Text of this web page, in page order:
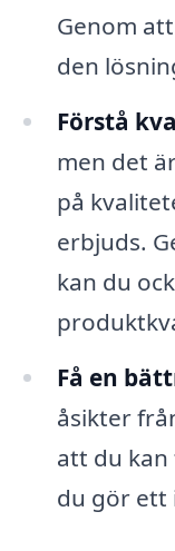
Genom
den
Förstå
men det
på
erbjuds.
kan du
Få en
åsikter
att du
du gör ett